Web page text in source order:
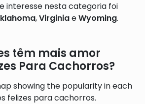
interesse nesta categoria foi
,VirginiaeWyoming.
têm mais amor
Para Cachorros?
showing the popularity in each
felizes para cachorros.